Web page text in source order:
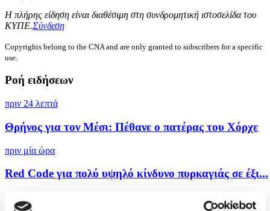
Η πλήρης είδηση είναι διαθέσιμη στη συνδρομητική ιστοσελίδα του
ΚΥΠΕ.Σύνδεση
Copyrights belong to the CNA and are only granted to subscribers for a specific
use.
Ροή ειδήσεων
πριν 24 λεπτά
Θρήνος για τον Μέσι: Πέθανε ο πατέρας του Χόρχε
πριν μία ώρα
Red Code για πολύ υψηλό κίνδυνο πυρκαγιάς σε έξι...
πριν μία ώρα